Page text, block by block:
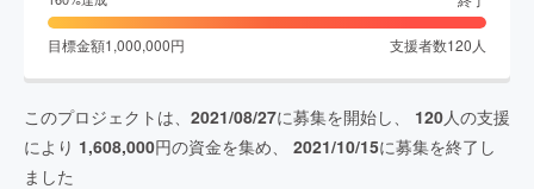
目標金額1,000,000円 支援者数120 人
このプロジェクトは、 2021/08/27に募集を開始し、 120人の支援
により 1,608,000円の資金を集め、 2021/10/15に募集を終了し
ました